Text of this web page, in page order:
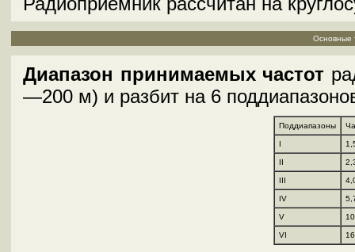
Основные
Диапазон принимаемых частот
—200 м) и разбит на 6
Поддиапазоны
I
II
III
IV
V
VI